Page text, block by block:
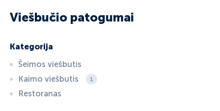
Viešbučio patogumai
Kategorija
Šeimos viešbutis
Kaimo viešbutis
1
Restoranas